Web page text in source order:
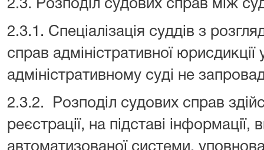
2.3. Розподіл судових справ між
2.3.1. Спеціалізація суддів з
справ адміністративної
адміністративному суді не
2.3.2. Розподіл судових справ
реєстрації, на підставі інформації,
автоматизованої системи,